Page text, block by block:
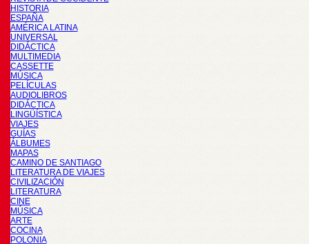
HISTORIA
ESPAÑA
AMÉRICA LATINA
UNIVERSAL
DIDÁCTICA
MULTIMEDIA
CASSETTE
MÚSICA
PELÍCULAS
AUDIOLIBROS
DIDÁCTICA
LINGÜÍSTICA
VIAJES
GUÍAS
ÁLBUMES
MAPAS
CAMINO DE SANTIAGO
LITERATURA DE VIAJES
CIVILIZACIÓN
LITERATURA
CINE
MÚSICA
ARTE
COCINA
POLONIA